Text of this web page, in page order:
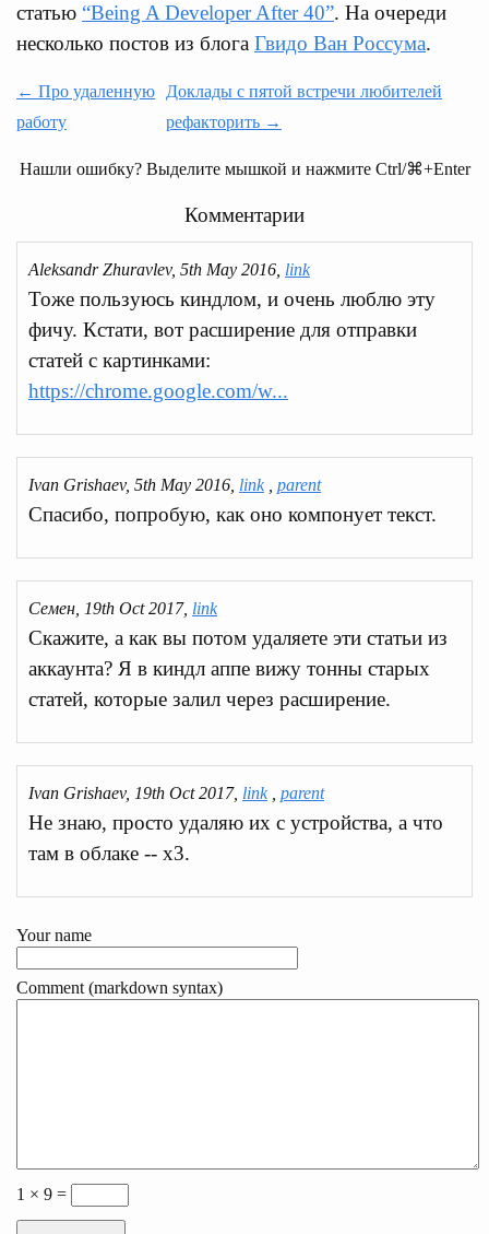
статью “Being A Developer After 40”. На очереди
несколько постов из блога Гвидо Ван Россума.
← Про удаленную
работу
Доклады с пятой встречи любителей
рефакторить →
Нашли ошибку? Выделите мышкой и нажмите Ctrl/⌘+Enter
Комментарии
Aleksandr Zhuravlev, 5th May 2016, link
Тоже пользуюсь киндлом, и очень люблю эту
фичу. Кстати, вот расширение для отправки
статей с картинками:
https://chrome.google.com/w...
Ivan Grishaev, 5th May 2016, link, parent
Спасибо, попробую, как оно компонует текст.
Семен, 19th Oct 2017, link
Скажите, а как вы потом удаляете эти статьи из
аккаунта? Я в киндл аппе вижу тонны старых
статей, которые залил через расширение.
Ivan Grishaev, 19th Oct 2017, link, parent
Не знаю, просто удаляю их с устройства, а что
там в облаке -- х3.
Your name
Comment (markdown syntax)
1 × 9 =